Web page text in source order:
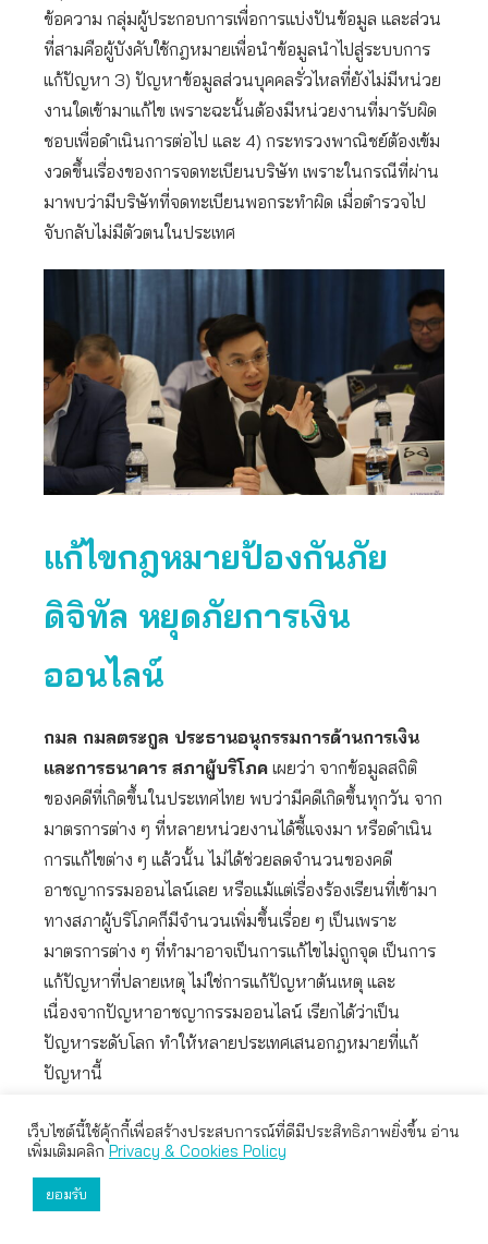
ข้อความ กลุ่มผู้ประกอบการเพื่อการแบ่งปันข้อมูล และส่วน
ที่สามคือผู้บังคับใช้กฎหมายเพื่อนำข้อมูลนำไปสู่ระบบการ
แก้ปัญหา 3) ปัญหาข้อมูลส่วนบุคคลรั่วไหลที่ยังไม่มีหน่วย
งานใดเข้ามาแก้ไข เพราะฉะนั้นต้องมีหน่วยงานที่มารับผิด
ชอบเพื่อดำเนินการต่อไป และ 4) กระทรวงพาณิชย์ต้องเข้ม
งวดขึ้นเรื่องของการจดทะเบียนบริษัท เพราะในกรณีที่ผ่าน
มาพบว่ามีบริษัทที่จดทะเบียนพอกระทำผิด เมื่อตำรวจไป
จับกลับไม่มีตัวตนในประเทศ
แก้ไขกฎหมายป้องกันภัย
ดิจิทัล หยุดภัยการเงิน
ออนไลน์
กมล กมลตระกูล ประธานอนุกรรมการด้านการเงิน
และการธนาคาร สภาผู้บริโภค เผยว่า จากข้อมูลสถิติ
ของคดีที่เกิดขึ้นในประเทศไทย พบว่ามีคดีเกิดขึ้นทุกวัน จาก
มาตรการต่าง ๆ ที่หลายหน่วยงานได้ชี้แจงมา หรือดำเนิน
การแก้ไขต่าง ๆ แล้วนั้น ไม่ได้ช่วยลดจำนวนของคดี
อาชญากรรมออนไลน์เลย หรือแม้แต่เรื่องร้องเรียนที่เข้ามา
ทางสภาผู้บริโภคก็มีจำนวนเพิ่มขึ้นเรื่อย ๆ เป็นเพราะ
มาตรการต่าง ๆ ที่ทำมาอาจเป็นการแก้ไขไม่ถูกจุด เป็นการ
แก้ปัญหาที่ปลายเหตุ ไม่ใช่การแก้ปัญหาต้นเหตุ และ
เนื่องจากปัญหาอาชญากรรมออนไลน์ เรียกได้ว่าเป็น
ปัญหาระดับโลก ทำให้หลายประเทศเสนอกฎหมายที่แก้
ปัญหานี้
ตัวอย่าง 2 ประเทศ ที่กฎหมายค่อนข้างมีประสิทธิภาพ
ประเทศแรก คือ สิงคโปร์ มีการแก้ปัญหาที่ต้นเหตุของ
ประเทศนี้ จะเน้นที่ผู้ให้บริการโทรคมนาคมและสถาบันการ
เงิน ที่ต้องเป็นผู้รับผิดชอบและพิสูจน์ แต่ที่ไทยผู้บริโภคที่เป็น
เว็บไซต์นี้ใช้คุ้กกี้เพื่อสร้างประสบการณ์ที่ดีมีประสิทธิภาพยิ่งขึ้น อ่าน
เพิ่มเติมคลิกPrivacy & Cookies Policy
ยอมรับ
เว็บไซต์นี้ใช้คุกกี้เพื่อมอบประสบการณ์การใช้งานที่ดีให้แก่ท่าน คุณ
สามารถเลือกตั้งค่าความเป็นส่วนตัวได้
ยอมรับทั้งหมด